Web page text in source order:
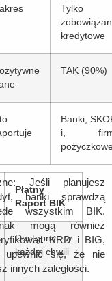
Płatny
Raport BIK
Dostępny w
każdej chwili
Tylko
kredytowe
TAK (90%)
Banki,
i,
Jeśli planujesz
banki sprawdzą
wszystkim BIK.
mogą również
KRD i BIG,
upewnić się, że nie
innych zaległości.